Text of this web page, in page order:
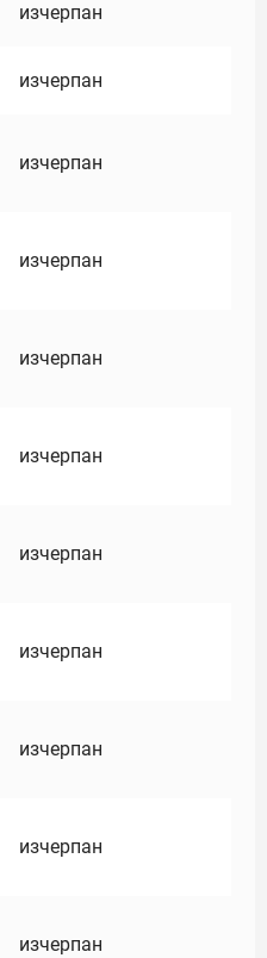
изчерпан
изчерпан
изчерпан
изчерпан
изчерпан
изчерпан
изчерпан
изчерпан
изчерпан
изчерпан
изчерпан